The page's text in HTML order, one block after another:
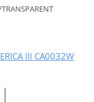
III CA0032W